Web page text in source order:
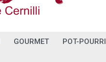
GOURMET POT-POURRI